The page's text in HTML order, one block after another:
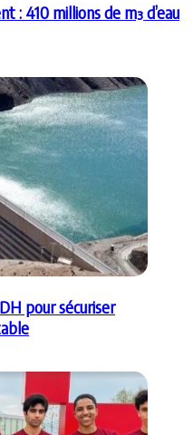
: 410 millions de m³ d’eau
pour sécuriser